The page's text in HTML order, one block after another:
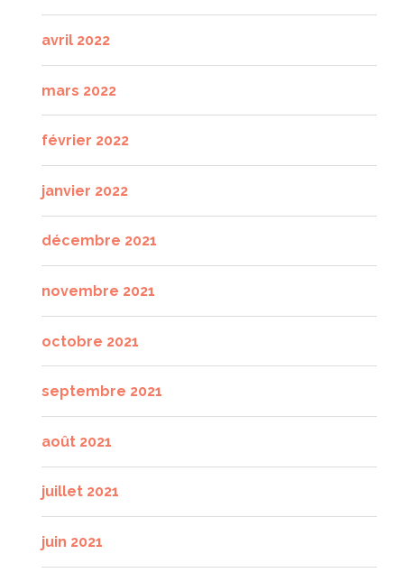
avril 2022
mars 2022
février 2022
janvier 2022
décembre 2021
novembre 2021
octobre 2021
septembre 2021
août 2021
juillet 2021
juin 2021